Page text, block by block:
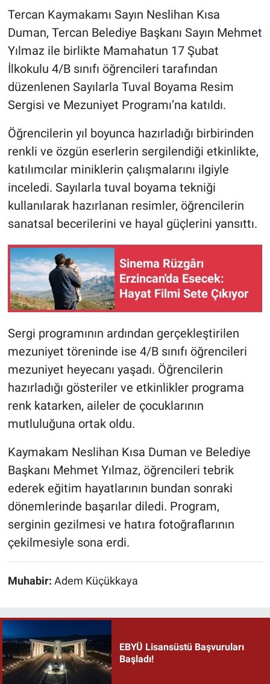
Tercan Kaymakamı Sayın Neslihan Kısa
Duman, Tercan Belediye Başkanı Sayın Mehmet
Yılmaz ile birlikte Mamahatun 17 Şubat
İlkokulu 4/B sınıfı öğrencileri tarafından
düzenlenen Sayılarla Tuval Boyama Resim
Sergisi ve Mezuniyet Programı’na katıldı.
Öğrencilerin yıl boyunca hazırladığı birbirinden
renkli ve özgün eserlerin sergilendiği etkinlikte,
katılımcılar miniklerin çalışmalarını ilgiyle
inceledi. Sayılarla tuval boyama tekniği
kullanılarak hazırlanan resimler, öğrencilerin
sanatsal becerilerini ve hayal güçlerini yansıttı.
Sinema Rüzgârı
Erzincan'da Esecek:
Hayat Filmi Sete Çıkıyor
Sergi programının ardından gerçekleştirilen
mezuniyet töreninde ise 4/B sınıfı öğrencileri
mezuniyet heyecanı yaşadı. Öğrencilerin
hazırladığı gösteriler ve etkinlikler programa
renk katarken, aileler de çocuklarının
mutluluğuna ortak oldu.
Kaymakam Neslihan Kısa Duman ve Belediye
Başkanı Mehmet Yılmaz, öğrencileri tebrik
ederek eğitim hayatlarının bundan sonraki
dönemlerinde başarılar diledi. Program,
serginin gezilmesi ve hatıra fotoğraflarının
çekilmesiyle sona erdi.
Muhabir: Adem Küçükkaya
EBYÜ Lisansüstü Başvuruları
Başladı!